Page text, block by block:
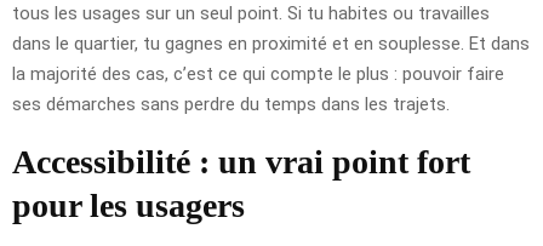
tous les usages sur un seul point. Si tu habites ou travailles
dans le quartier, tu gagnes en proximité et en souplesse. Et dans
la majorité des cas, c’est ce qui compte le plus : pouvoir faire
ses démarches sans perdre du temps dans les trajets.
Accessibilité : un vrai point fort
pour les usagers